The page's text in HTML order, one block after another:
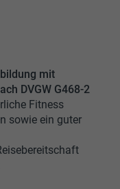
mit
DVGW G468-2
Fitness
sowie ein guter